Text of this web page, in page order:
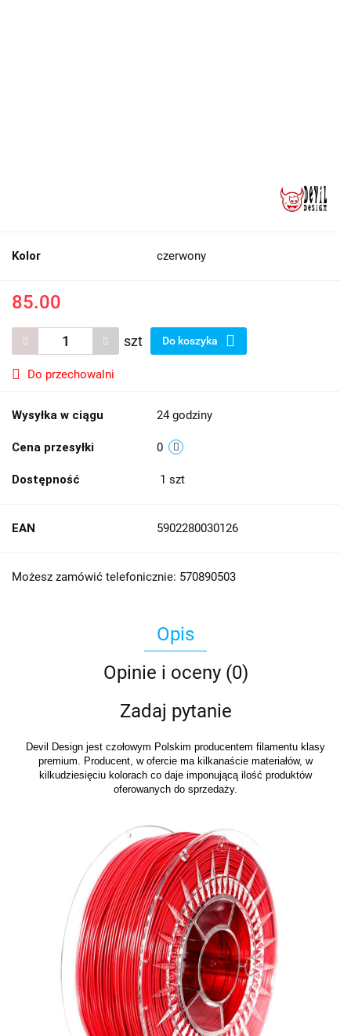
Kolor czerwony
85.00
szt Do koszyka
Do przechowalni
Wysyłka w ciągu 24 godziny
Cena przesyłki 0
Dostępność 1 szt
EAN 5902280030126
Możesz zamówić telefonicznie: 570890503
Opis
Opinie i oceny (0)
Zadaj pytanie
Devil Design jest czołowym Polskim producentem filamentu klasy
premium. Producent, w ofercie ma kilkanaście materiałów, w
kilkudziesięciu kolorach co daje imponującą ilość produktów
oferowanych do sprzedaży.